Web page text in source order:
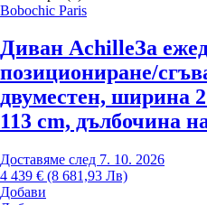
Bobochic Paris
Диван AchilleЗа
позициониране/
двуместен, ширина
113 cm, дълбочина
Доставяме след 7. 10. 2026
4 439 € (8 681,93 Лв)
Добави